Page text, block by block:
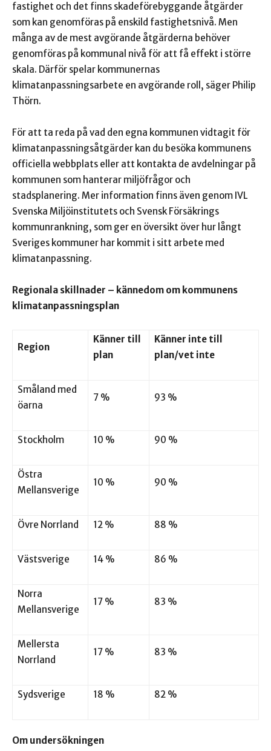
fastighet och det finns skadeförebyggande åtgärder
som kan genomföras på enskild fastighetsnivå. Men
många av de mest avgörande åtgärderna behöver
genomföras på kommunal nivå för att få effekt i större
skala. Därför spelar kommunernas
klimatanpassningsarbete en avgörande roll, säger Philip
Thörn.
För att ta reda på vad den egna kommunen vidtagit för
klimatanpassningsåtgärder kan du besöka kommunens
officiella webbplats eller att kontakta de avdelningar på
kommunen som hanterar miljöfrågor och
stadsplanering. Mer information finns även genom IVL
Svenska Miljöinstitutets och Svensk Försäkrings
kommunrankning, som ger en översikt över hur långt
Sveriges kommuner har kommit i sitt arbete med
klimatanpassning.
Regionala skillnader – kännedom om kommunens
klimatanpassningsplan
Region
Känner till
plan
Känner inte till
plan/vet inte
Småland med
öarna
7 % 93 %
Stockholm 10 % 90 %
Östra
Mellansverige
10 % 90 %
Övre Norrland 12 % 88 %
Västsverige 14 % 86 %
Norra
Mellansverige
17 % 83 %
Mellersta
Norrland
17 % 83 %
Sydsverige 18 % 82 %
Om undersökningen